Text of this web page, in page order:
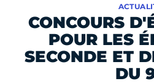
CONCOURS
POUR LES
SECONDE ET
DU